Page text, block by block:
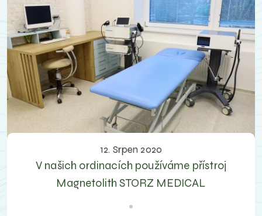
12. Srpen 2020
V našich ordinacích používáme přístroj
Magnetolith STORZ MEDICAL